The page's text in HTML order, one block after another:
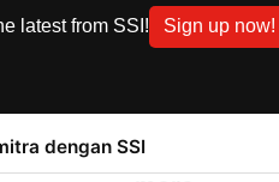
latest from SSI! Sign up now!
dengan SSI